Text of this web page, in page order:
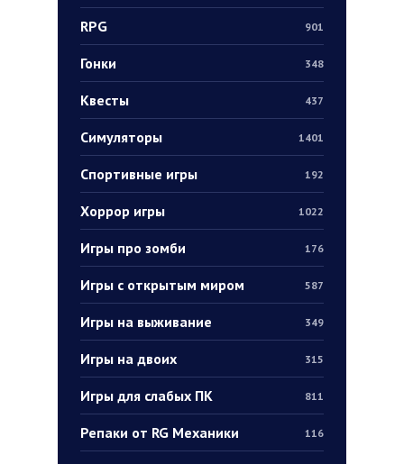
RPG 901
Гонки 348
Квесты 437
Симуляторы 1401
Спортивные игры 192
Хоррор игры 1022
Игры про зомби 176
Игры с открытым миром 587
Игры на выживание 349
Игры на двоих 315
Игры для слабых ПК 811
Репаки от RG Механики 116